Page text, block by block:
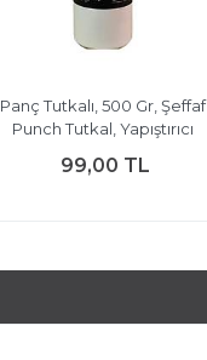
Panç Tutkalı, 500 Gr, Şeffaf
Punch Tutkal, Yapıştırıcı
99,00 TL